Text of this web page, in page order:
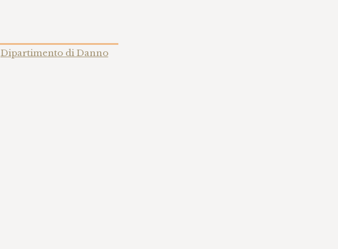
Dipartimento di Danno